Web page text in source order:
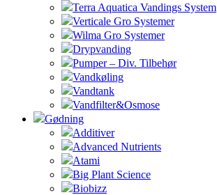
Terra Aquatica Vandings System
Verticale Gro Systemer
Wilma Gro Systemer
Drypvanding
Pumper – Div. Tilbehør
Vandkøling
Vandtank
Vandfilter&Osmose
Gødning
Additiver
Advanced Nutrients
Atami
Big Plant Science
Biobizz